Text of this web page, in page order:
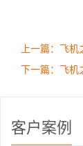
上一篇：飞
下一篇：飞机
客户案例